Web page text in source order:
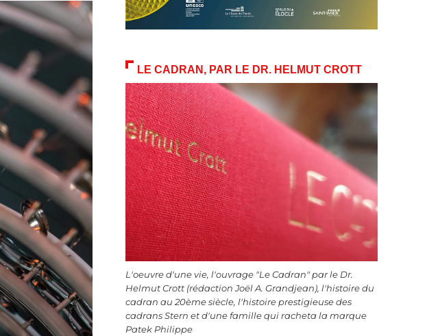
LE CADRAN, PAR LE DR. HELMUT CROTT
L'oeuvre d'une vie, l'ouvrage "Le Cadran" par le Dr.
Helmut Crott (rédaction Joël A. Grandjean), l'histoire du
cadran au 20ème siècle, l'histoire prestigieuse des
cadrans Stern et d'une famille qui racheta la marque
Patek Philippe